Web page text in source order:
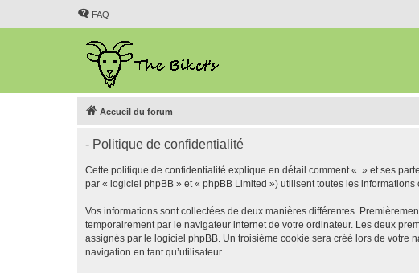
FAQ
Accueil du forum
- Politique de confidentialité
Cette politique de confidentialité explique en détail comment « » et ses
par « logiciel phpBB » et « phpBB Limited ») utilisent toutes les
Vos informations sont collectées de deux manières différentes.
temporairement par le navigateur internet de votre ordinateur. Les deux
assignés par le logiciel phpBB. Un troisième cookie sera créé lors de votre
navigation en tant qu’utilisateur.